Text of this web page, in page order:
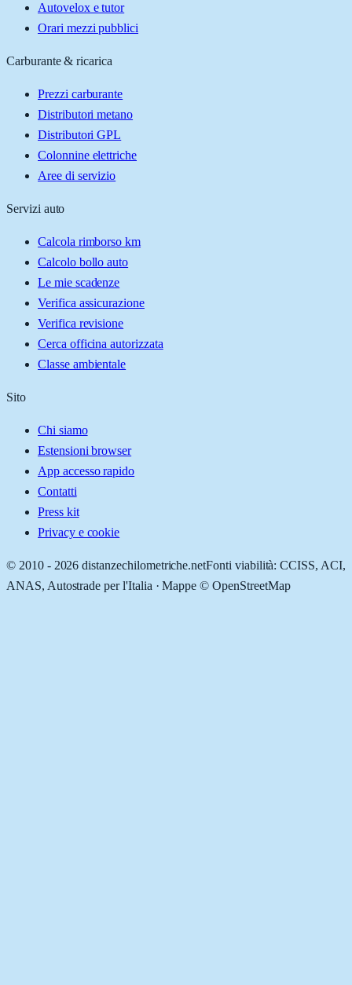
Autovelox e tutor
Orari mezzi pubblici
Carburante & ricarica
Prezzi carburante
Distributori metano
Distributori GPL
Colonnine elettriche
Aree di servizio
Servizi auto
Calcola rimborso km
Calcolo bollo auto
Le mie scadenze
Verifica assicurazione
Verifica revisione
Cerca officina autorizzata
Classe ambientale
Sito
Chi siamo
Estensioni browser
App accesso rapido
Contatti
Press kit
Privacy e cookie
© 2010 - 2026 distanzechilometriche.netFonti viabilità: CCISS, ACI,
ANAS, Autostrade per l'Italia · Mappe © OpenStreetMap